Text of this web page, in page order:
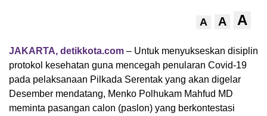
A A A
JAKARTA, detikkota.com – Untuk menyukseskan disiplin
protokol kesehatan guna mencegah penularan Covid-19
pada pelaksanaan Pilkada Serentak yang akan digelar
Desember mendatang, Menko Polhukam Mahfud MD
meminta pasangan calon (paslon) yang berkontestasi